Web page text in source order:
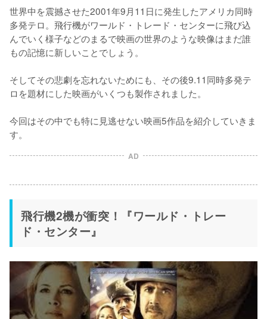
世界中を震撼させた2001年9月11日に発生したアメリカ同時
多発テロ。飛行機がワールド・トレード・センターに飛び込
んでいく様子などのまるで映画の世界のような映像はまだ誰
もの記憶に新しいことでしょう。
そしてその悲劇を忘れないためにも、その後9.11同時多発テ
ロを題材にした映画がいくつも製作されました。
今回はその中でも特に見逃せない映画5作品を紹介していきま
AD
飛行機2機が衝突！『ワールド・トレー
ド・センター』